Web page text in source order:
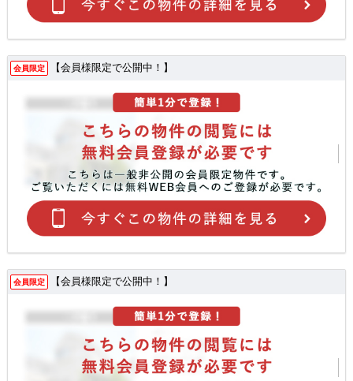
会員限定 【会員様限定で公開中！】
会員限定 【会員様限定で公開中！】